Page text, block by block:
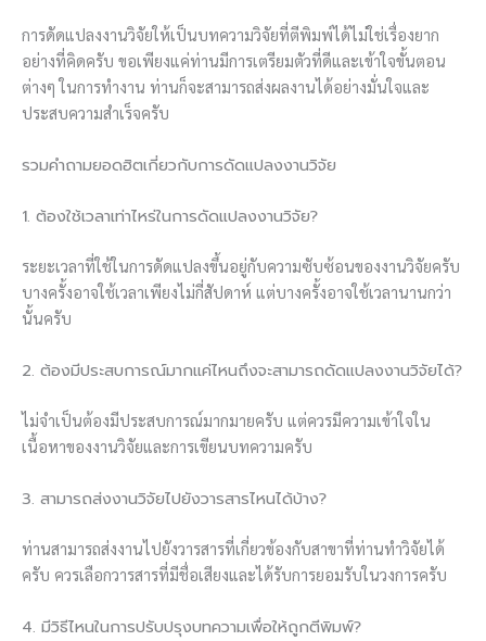
การดัดแปลงงานวิจัยให้เป็นบทความวิจัยที่ตีพิมพ์ได้ไม่ใช่เรื่องยาก
อย่างที่คิดครับ ขอเพียงแค่ท่านมีการเตรียมตัวที่ดีและเข้าใจขั้นตอน
ต่างๆ ในการทำงาน ท่านก็จะสามารถส่งผลงานได้อย่างมั่นใจและ
ประสบความสำเร็จครับ
รวมคำถามยอดฮิตเกี่ยวกับการดัดแปลงงานวิจัย
1. ต้องใช้เวลาเท่าไหร่ในการดัดแปลงงานวิจัย?
ระยะเวลาที่ใช้ในการดัดแปลงขึ้นอยู่กับความซับซ้อนของงานวิจัยครับ
บางครั้งอาจใช้เวลาเพียงไม่กี่สัปดาห์ แต่บางครั้งอาจใช้เวลานานกว่า
นั้นครับ
2. ต้องมีประสบการณ์มากแค่ไหนถึงจะสามารถดัดแปลงงานวิจัยได้?
ไม่จำเป็นต้องมีประสบการณ์มากมายครับ แต่ควรมีความเข้าใจใน
เนื้อหาของงานวิจัยและการเขียนบทความครับ
3. สามารถส่งงานวิจัยไปยังวารสารไหนได้บ้าง?
ท่านสามารถส่งงานไปยังวารสารที่เกี่ยวข้องกับสาขาที่ท่านทำวิจัยได้
ครับ ควรเลือกวารสารที่มีชื่อเสียงและได้รับการยอมรับในวงการครับ
4. มีวิธีไหนในการปรับปรุงบทความเพื่อให้ถูกตีพิมพ์?